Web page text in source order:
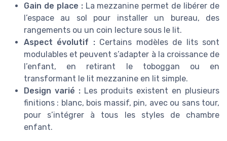
Gain de place :La mezzanine permet de libérer de
l’espace au sol pour installer un bureau, des
rangements ou un coin lecture sous le lit.
Aspect évolutif :Certains modèles de lits sont
modulables et peuvent s’adapter à la croissance de
l’enfant, en retirant le toboggan ou en
transformant le lit mezzanine en lit simple.
Design varié : Les produits existent en plusieurs
finitions : blanc, bois massif, pin, avec ou sans tour,
pour s’intégrer à tous les styles de chambre
enfant.